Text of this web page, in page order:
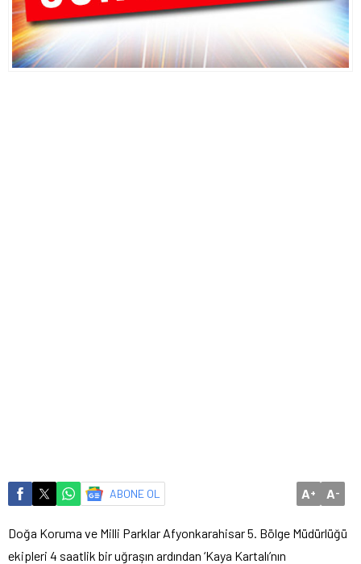
ABONE OL A+ A-
Doğa Koruma ve Milli Parklar Afyonkarahisar 5. Bölge Müdürlüğü
ekipleri 4 saatlik bir uğraşın ardından ‘Kaya Kartalı’nın